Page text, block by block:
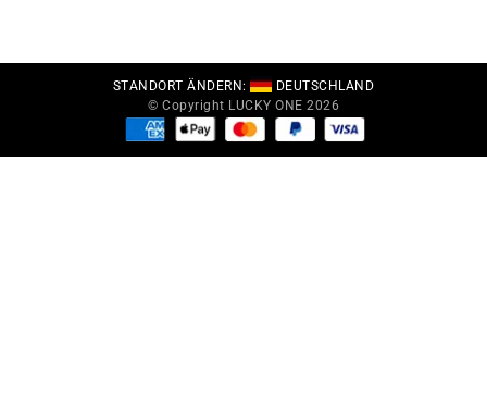
STANDORT ÄNDERN:
DEUTSCHLAND
© Copyright LUCKY ONE 2026